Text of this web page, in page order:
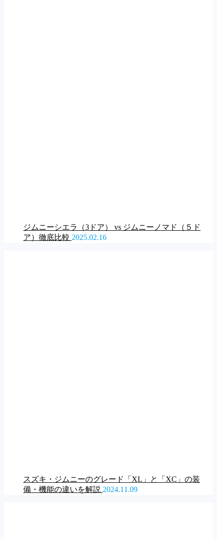
ジムニーシエラ（3ドア） vs ジムニーノマド（５ド
ア）徹底比較 2025.02.16
スズキ・ジムニーのグレード「XL」と「XC」の装
備・機能の違いを解説 2024.11.09